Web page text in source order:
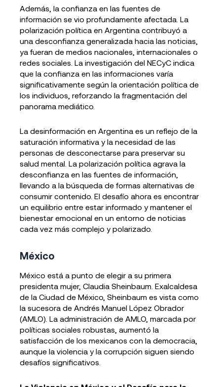
Además, la confianza en las fuentes de
información se vio profundamente afectada. La
polarización política en Argentina contribuyó a
una desconfianza generalizada hacia las noticias,
ya fueran de medios nacionales, internacionales o
redes sociales. La investigación del NECyC indica
que la confianza en las informaciones varía
significativamente según la orientación política de
los individuos, reforzando la fragmentación del
panorama mediático.
La desinformación en Argentina es un reflejo de la
saturación informativa y la necesidad de las
personas de desconectarse para preservar su
salud mental. La polarización política agrava la
desconfianza en las fuentes de información,
llevando a la búsqueda de formas alternativas de
consumir contenido. El desafío ahora es encontrar
un equilibrio entre estar informado y mantener el
bienestar emocional en un entorno de noticias
cada vez más complejo y polarizado.
México
México está a punto de elegir a su primera
presidenta mujer, Claudia Sheinbaum. Exalcaldesa
de la Ciudad de México, Sheinbaum es vista como
la sucesora de Andrés Manuel López Obrador
(AMLO). La administración de AMLO, marcada por
políticas sociales robustas, aumentó la
satisfacción de los mexicanos con la democracia,
aunque la violencia y la corrupción siguen siendo
desafíos significativos.